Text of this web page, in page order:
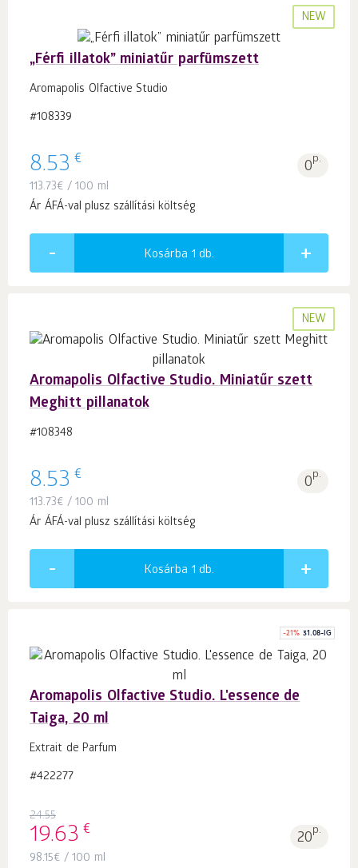
NEW
„Férfi illatok” miniatűr parfümszett
Aromapolis Olfactive Studio
#108339
8.53 € 0p.
113.73€ / 100 ml
Ár ÁFÁ-val plusz szállítási költség
Kosárba 1 db.
NEW
Aromapolis Olfactive Studio. Miniatűr szett
Meghitt pillanatok
#108348
8.53 € 0p.
113.73€ / 100 ml
Ár ÁFÁ-val plusz szállítási költség
Kosárba 1 db.
-21% 31.08-IG
Aromapolis Olfactive Studio. L'essence de
Taiga, 20 ml
Extrait de Parfum
#422277
24.55
19.63 € 20p.
98.15€ / 100 ml